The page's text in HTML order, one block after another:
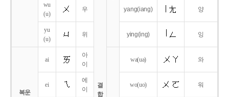
결
합
wu
(u)
우 yang(iang) 양
yu
(u)
위 ying(ing) 잉
복운
ai
아
이
wa(ua) 와
ei
에
이
wo(uo) 워